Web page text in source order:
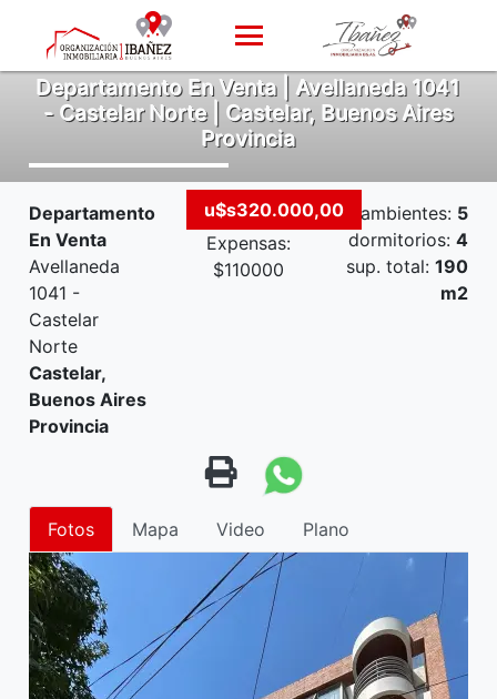
Departamento En Venta | Avellaneda 1041
- Castelar Norte | Castelar, Buenos Aires
Provincia
Departamento
En Venta
Avellaneda
1041 -
Castelar
Norte
Castelar,
Buenos Aires
Provincia
u$s320.000,00
Expensas:
$110000
ambientes: 5
dormitorios: 4
sup. total: 190
m2
Fotos Mapa Video Plano